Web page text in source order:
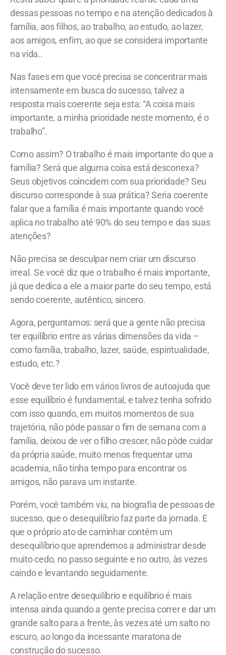
dessas pessoas no tempo e na atenção dedicados à
família, aos filhos, ao trabalho, ao estudo, ao lazer,
aos amigos, enfim, ao que se considera importante
na vida..
Nas fases em que você precisa se concentrar mais
intensamente em busca do sucesso, talvez a
resposta mais coerente seja esta: “A coisa mais
importante, a minha prioridade neste momento, é o
trabalho”.
Como assim? O trabalho é mais importante do que a
família? Será que alguma coisa está desconexa?
Seus objetivos coincidem com sua prioridade? Seu
discurso corresponde à sua prática? Seria coerente
falar que a família é mais importante quando você
aplica no trabalho até 90% do seu tempo e das suas
atenções?
Não precisa se desculpar nem criar um discurso
irreal. Se você diz que o trabalho é mais importante,
já que dedica a ele a maior parte do seu tempo, está
sendo coerente, autêntico, sincero.
Agora, perguntamos: será que a gente não precisa
ter equilíbrio entre as várias dimensões da vida –
como família, trabalho, lazer, saúde, espiritualidade,
estudo, etc.?
Você deve ter lido em vários livros de autoajuda que
esse equilíbrio é fundamental, e talvez tenha sofrido
com isso quando, em muitos momentos de sua
trajetória, não pôde passar o fim de semana com a
família, deixou de ver o filho crescer, não pôde cuidar
da própria saúde, muito menos frequentar uma
academia, não tinha tempo para encontrar os
amigos, não parava um instante.
Porém, você também viu, na biografia de pessoas de
sucesso, que o desequilíbrio faz parte da jornada. E
que o próprio ato de caminhar contém um
desequilíbrio que aprendemos a administrar desde
muito cedo, no passo seguinte e no outro, às vezes
caindo e levantando seguidamente.
A relação entre desequilíbrio e equilíbrio é mais
intensa ainda quando a gente precisa correr e dar um
grande salto para a frente, às vezes até um salto no
escuro, ao longo da incessante maratona de
construção do sucesso.